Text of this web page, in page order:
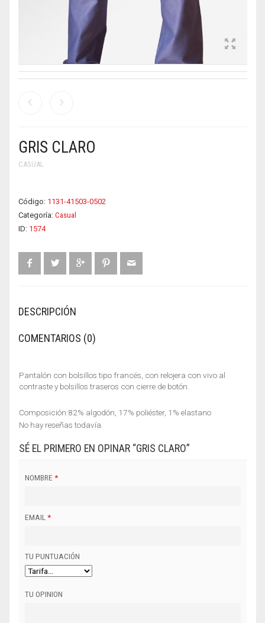
GRIS CLARO
CASUAL
Código: 1131-41503-0502
Categoría: Casual
ID: 1574
DESCRIPCIÓN
COMENTARIOS (0)
Pantalón con bolsillos tipo francés, con relojera con vivo al
contraste y bolsillos traseros con cierre de botón.
Composición:82% algodón, 17% poliéster, 1% elastano
No hay reseñas todavía.
SÉ EL PRIMERO EN OPINAR “GRIS CLARO”
NOMBRE *
EMAIL *
TU PUNTUACIÓN
TU OPINION